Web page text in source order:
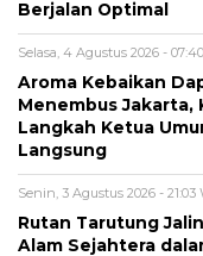
Berjalan Optimal
Selasa, 4 Agustus 2026 -
Aroma Kebaikan
Menembus Jakarta,
Langkah Ketua
Langsung
Senin, 3 Agustus 2026 - 21:03
Rutan Tarutung
Alam Sejahtera